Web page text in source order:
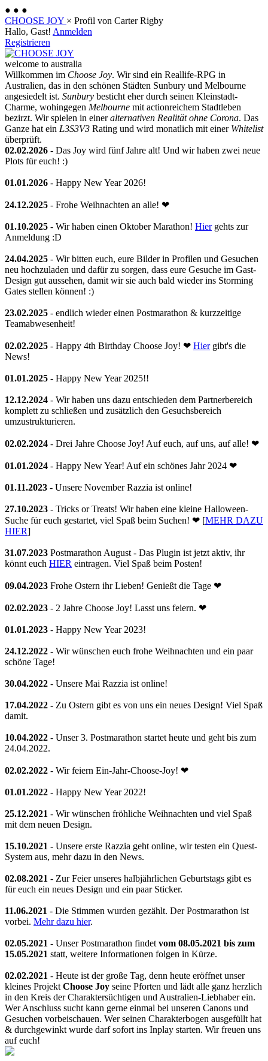
● ● ●
CHOOSE JOY × Profil von Carter Rigby
Hallo, Gast! Anmelden
Registrieren
welcome to australia
Willkommen im Choose Joy. Wir sind ein Reallife-RPG in
Australien, das in den schönen Städten Sunbury und Melbourne
angesiedelt ist. Sunbury besticht eher durch seinen Kleinstadt-
Charme, wohingegen Melbourne mit actionreichem Stadtleben
bezirzt. Wir spielen in eineralternativen Realität ohne Corona. Das
Ganze hat ein L3S3V3 Rating und wird monatlich mit einer Whitelist
überprüft.
02.02.2026 - Das Joy wird fünf Jahre alt! Und wir haben zwei neue
Plots für euch! :)
01.01.2026 - Happy New Year 2026!
24.12.2025 - Frohe Weihnachten an alle! ❤
01.10.2025 - Wir haben einen Oktober Marathon! Hiergehts zur
Anmeldung :D
24.04.2025 - Wir bitten euch, eure Bilder in Profilen und Gesuchen
neu hochzuladen und dafür zu sorgen, dass eure Gesuche im Gast-
Design gut aussehen, damit wir sie auch bald wieder ins Storming
Gates stellen können! :)
23.02.2025 - endlich wieder einen Postmarathon & kurzzeitige
Teamabwesenheit!
02.02.2025 - Happy 4th Birthday Choose Joy! ❤ Hiergibt's die
News!
01.01.2025 - Happy New Year 2025!!
12.12.2024 - Wir haben uns dazu entschieden dem Partnerbereich
komplett zu schließen und zusätzlich den Gesuchsbereich
umzustrukturieren.
02.02.2024 - Drei Jahre Choose Joy! Auf euch, auf uns, auf alle! ❤
01.01.2024 - Happy New Year! Auf ein schönes Jahr 2024 ❤
01.11.2023 - Unsere November Razzia ist online!
27.10.2023 - Tricks or Treats! Wir haben eine kleine Halloween-
Suche für euch gestartet, viel Spaß beim Suchen! ❤ [MEHR DAZU
HIER]
31.07.2023 Postmarathon August - Das Plugin ist jetzt aktiv, ihr
könnt euch HIER eintragen. Viel Spaß beim Posten!
09.04.2023 Frohe Ostern ihr Lieben! Genießt die Tage ❤
02.02.2023 - 2 Jahre Choose Joy! Lasst uns feiern. ❤
01.01.2023 - Happy New Year 2023!
24.12.2022 - Wir wünschen euch frohe Weihnachten und ein paar
schöne Tage!
30.04.2022 - Unsere Mai Razzia ist online!
17.04.2022 - Zu Ostern gibt es von uns ein neues Design! Viel Spaß
damit.
10.04.2022 - Unser 3. Postmarathon startet heute und geht bis zum
24.04.2022.
02.02.2022 - Wir feiern Ein-Jahr-Choose-Joy! ❤
01.01.2022 - Happy New Year 2022!
25.12.2021 - Wir wünschen fröhliche Weihnachten und viel Spaß
mit dem neuen Design.
15.10.2021 - Unsere erste Razzia geht online, wir testen ein Quest-
System aus, mehr dazu in den News.
02.08.2021 - Zur Feier unseres halbjährlichen Geburtstags gibt es
für euch ein neues Design und ein paar Sticker.
11.06.2021 - Die Stimmen wurden gezählt. Der Postmarathon ist
vorbei. Mehr dazu hier.
02.05.2021 - Unser Postmarathon findet vom 08.05.2021 bis zum
15.05.2021 statt, weitere Informationen folgen in Kürze.
02.02.2021 - Heute ist der große Tag, denn heute eröffnet unser
kleines Projekt Choose Joy seine Pforten und lädt alle ganz herzlich
in den Kreis der Charaktersüchtigen und Australien-Liebhaber ein.
Wer Anschluss sucht kann gerne einmal bei unseren Canons und
Gesuchen vorbeischauen. Wer seinen Charakterbogen ausgefüllt hat
& durchgewinkt wurde darf sofort ins Inplay starten. Wir freuen uns
auf euch!